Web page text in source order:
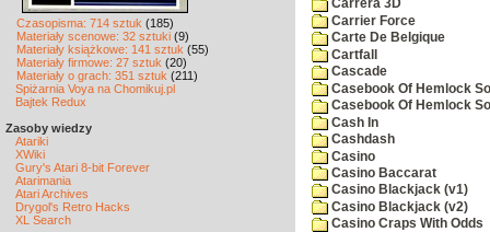
Czasopisma: 714 sztuk (185)
Materiały scenowe: 32 sztuki (9)
Materiały książkowe: 141 sztuk (55)
Materiały firmowe: 27 sztuk (20)
Materiały o grach: 351 sztuk (211)
Spiżarnia Voya na Chomikuj.pl
Bajtek Redux
Zasoby wiedzy
Atariki
XWiki
Gury's Atari 8-bit Forever
Atarimania
Atari Archives
Drygol's Retro Hacks
XL Search
Carrera 3D
Carrier Force
Carte De Belgique
Cartfall
Cascade
Casebook Of Hemlock
Casebook Of Hemlock
Cash In
Cashdash
Casino
Casino Baccarat
Casino Blackjack (v1)
Casino Blackjack (v2)
Casino Craps With Odds